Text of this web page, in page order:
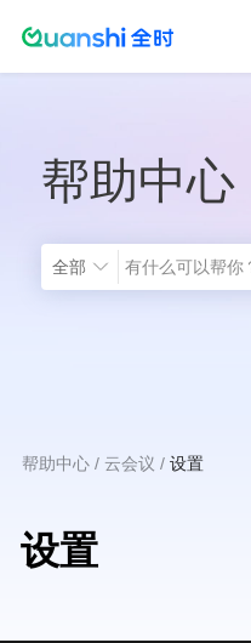
帮助中心
全部
面
帮助中心 云会议 设置
设置